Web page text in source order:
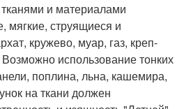
и материалами
мягкие, струящиеся и
кружево, муар, газ, креп-
использование тонких
поплина, льна, кашемира,
на ткани должен